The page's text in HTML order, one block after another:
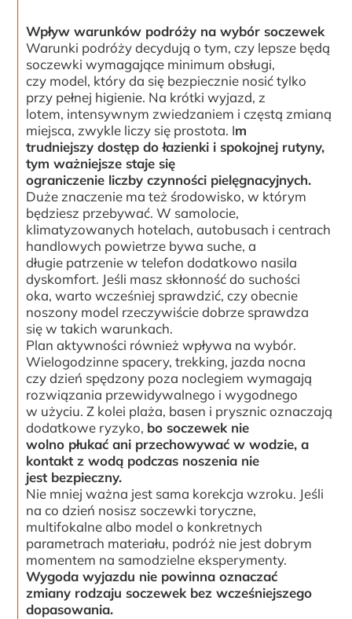
Wpływ warunków podróży na wybór soczewek
Warunki podróży decydują o tym, czy lepsze będą
soczewki wymagające minimum obsługi,
czy model, który da się bezpiecznie nosić tylko
przy pełnej higienie. Na krótki wyjazd, z
lotem, intensywnym zwiedzaniem i częstą zmianą
miejsca, zwykle liczy się prostota. Im
trudniejszy dostęp do łazienki i spokojnej rutyny,
tym ważniejsze staje się
ograniczenie liczby czynności pielęgnacyjnych.
Duże znaczenie ma też środowisko, w którym
będziesz przebywać. W samolocie,
klimatyzowanych hotelach, autobusach i centrach
handlowych powietrze bywa suche, a
długie patrzenie w telefon dodatkowo nasila
dyskomfort. Jeśli masz skłonność do suchości
oka, warto wcześniej sprawdzić, czy obecnie
noszony model rzeczywiście dobrze sprawdza
się w takich warunkach.
Plan aktywności również wpływa na wybór.
Wielogodzinne spacery, trekking, jazda nocna
czy dzień spędzony poza noclegiem wymagają
rozwiązania przewidywalnego i wygodnego
w użyciu. Z kolei plaża, basen i prysznic oznaczają
dodatkowe ryzyko, bo soczewek nie
wolno płukać ani przechowywać w wodzie, a
kontakt z wodą podczas noszenia nie
jest bezpieczny.
Nie mniej ważna jest sama korekcja wzroku. Jeśli
na co dzień nosisz soczewki toryczne,
multifokalne albo model o konkretnych
parametrach materiału, podróż nie jest dobrym
momentem na samodzielne eksperymenty.
Wygoda wyjazdu nie powinna oznaczać
zmiany rodzaju soczewek bez wcześniejszego
dopasowania.